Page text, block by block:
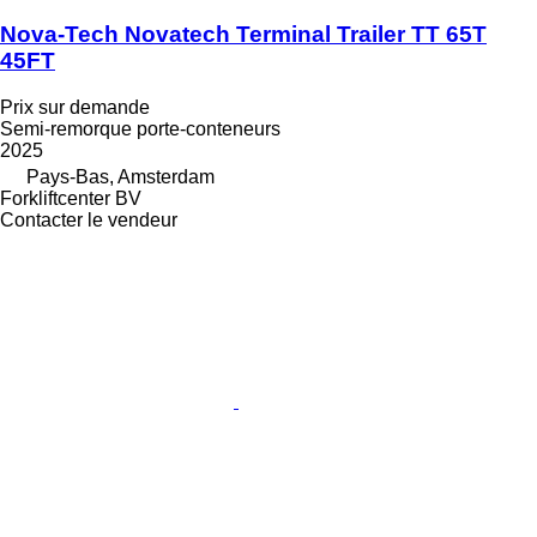
Nova-Tech Novatech Terminal Trailer TT 65T
45FT
Prix sur demande
Semi-remorque porte-conteneurs
2025
Pays-Bas, Amsterdam
Forkliftcenter BV
Contacter le vendeur